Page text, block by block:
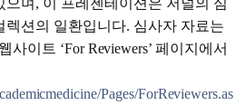
으며, 이 프레젠테이션은 저널의 심
렉션의 일환입니다. 심사자 자료는
이트 ‘For Reviewers’ 페이지에서
Pages/ForReviewers.as